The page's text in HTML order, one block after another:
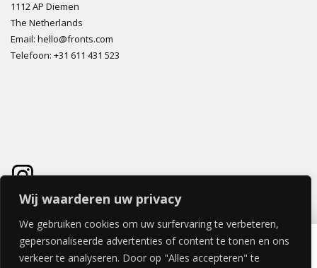
Wij waarderen uw privacy
We gebruiken cookies om uw surfervaring te verbeteren,
gepersonaliseerde advertenties of content te tonen en ons
verkeer te analyseren. Door op "Alles accepteren" te
1112 AP Diemen
The Netherlands
Email: hello@fronts.com
Telefoon: +31 611 431 523
GEM LUXE DEUR 40x200cm
€271,04